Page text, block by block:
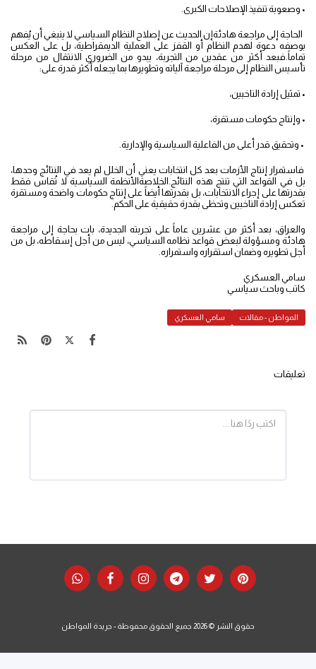
• وصعوبة تنفيذ الإصلاحات الكبرى.
الحاجة إلى مراجعة هادئةإن الحديث عن إصلاح النظام السياسي لا ينبغي أن يُفهم
بوصفه دعوة لهدم النظام أو القفز على العملية الديمقراطية، بل على العكس
تماماً.فبعد أكثر من عقدين من التجربة، يبدو من الضروري الانتقال من مرحلة
تأسيس النظام إلى مرحلة مراجعة آلياته وتطويرها بما يجعله أكثر قدرة على:
• تمثيل إرادة الناخبين،
• وإنتاج حكومات مستقرة،
• وتحقيق قدر أعلى من الفاعلية السياسية والإدارية.
فاستمرار إنتاج الأزمات بعد كل انتخابات يعني أن الخلل لم يعد في النتائج وحدها،
بل في القواعد التي تنتج هذه النتائج.الخلاصةالأنظمة السياسية لا تُقاس فقط
بقدرتها على إجراء الانتخابات، بل بقدرتها أيضاً على إنتاج حكومات واضحة ومستقرة
تعكس إرادة الناخبين وتحظى بقدرة حقيقية على الحكم.
والعراق، بعد أكثر من عشرين عاماً على تجربته الجديدة، بات بحاجة إلى مراجعة
هادئة ومسؤولة لبعض قواعد نظامه السياسي، ليس من أجل إسقاطه، بل من
أجل تطويره وضمان استقراره واستمراره.
سامي العسكري
كاتب وباحث سياسي
المواطن - مقالات سامي العسكري
تعليقات
حقوق النشر © 2026 جميع الحقوق محفوظة - جريدة المواطن